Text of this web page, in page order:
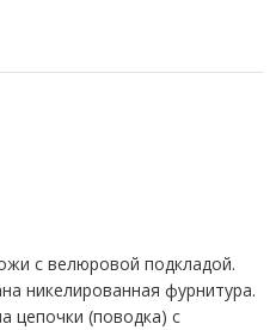
с велюровой подкладой.
никелированная фурнитура.
цепочки (поводка) с